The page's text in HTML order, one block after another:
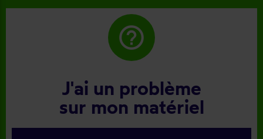
help_outline
J'ai un problème
sur mon matériel